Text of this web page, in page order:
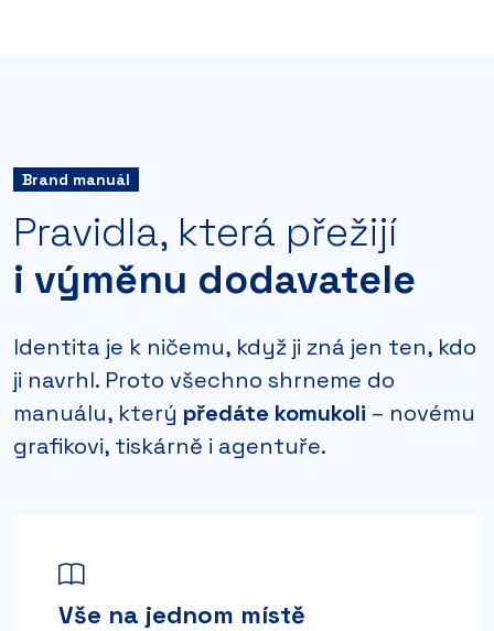
Brand manuál
Pravidla, která přežijí
i výměnu dodavatele
Identita je k ničemu, když ji zná jen ten, kdo
ji navrhl. Proto všechno shrneme do
manuálu, který předáte komukoli – novému
grafikovi, tiskárně i agentuře.
Vše na jednom místě